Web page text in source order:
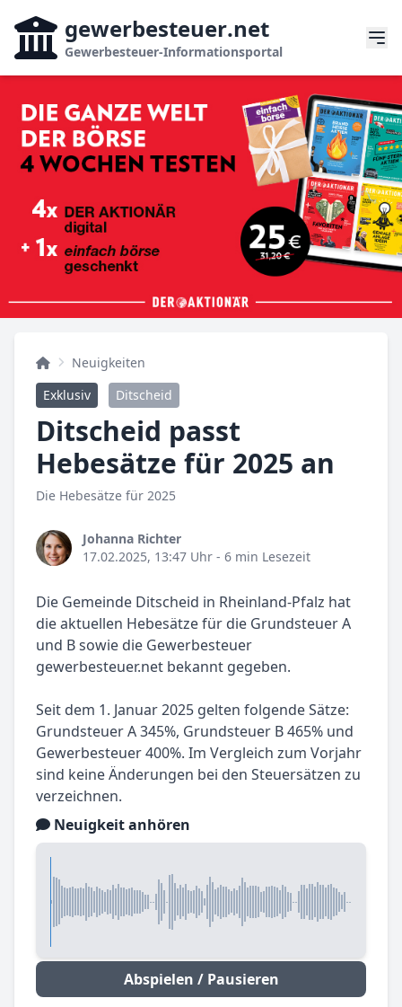
gewerbesteuer.net
Gewerbesteuer-Informationsportal
Neuigkeiten
Exklusiv
Ditscheid
Ditscheid passt
Hebesätze für 2025 an
Die Hebesätze für 2025
Johanna Richter
17.02.2025, 13:47 Uhr - 6 min Lesezeit
Die Gemeinde Ditscheid in Rheinland-Pfalz hat
die aktuellen Hebesätze für die Grundsteuer A
und B sowie die Gewerbesteuer
gewerbesteuer.net bekannt gegeben.
Seit dem 1. Januar 2025 gelten folgende Sätze:
Grundsteuer A 345%, Grundsteuer B 465% und
Gewerbesteuer 400%. Im Vergleich zum Vorjahr
sind keine Änderungen bei den Steuersätzen zu
verzeichnen.
Neuigkeit anhören
Abspielen / Pausieren